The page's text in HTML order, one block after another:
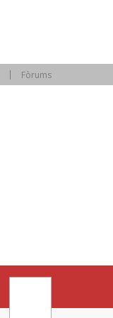
Fòrums